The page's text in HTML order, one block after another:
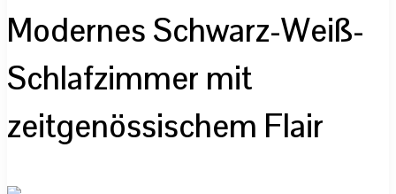
Modernes Schwarz-Weiß-
Schlafzimmer mit
zeitgenössischem Flair